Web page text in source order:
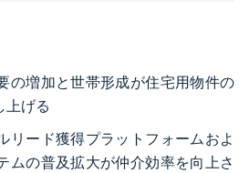
の増加と世帯形成が住宅用物件の
上げる
リード獲得プラットフォームおよ
ムの普及拡大が仲介効率を向上さ